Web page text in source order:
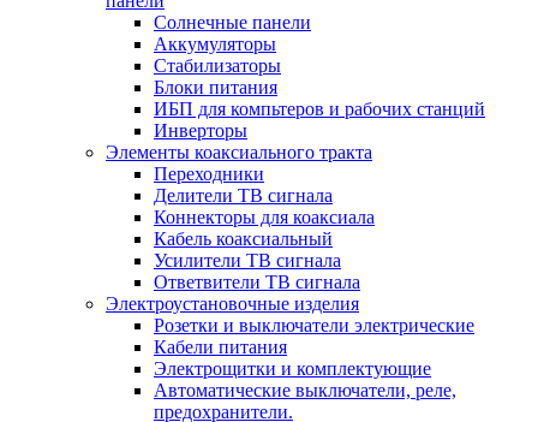
Солнечные панели
Аккумуляторы
Стабилизаторы
Блоки питания
ИБП для компьтеров и рабочих станций
Инверторы
Элементы коаксиального тракта
Переходники
Делители ТВ сигнала
Коннекторы для коаксиала
Кабель коаксиальный
Усилители ТВ сигнала
Ответвители ТВ сигнала
Электроустановочные изделия
Розетки и выключатели электрические
Кабели питания
Электрощитки и комплектующие
Автоматические выключатели, реле,
предохранители.